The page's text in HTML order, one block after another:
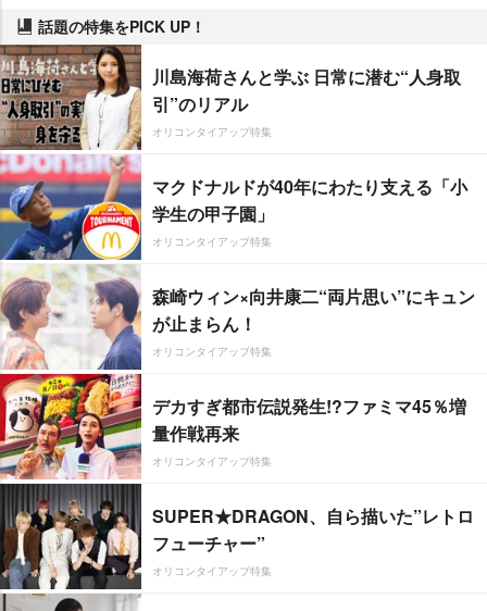
話題の特集をPICK UP！
川島海荷さんと学ぶ 日常に潜む“人身取
引”のリアル
オリコンタイアップ特集
マクドナルドが40年にわたり支える「小
学生の甲子園」
オリコンタイアップ特集
森崎ウィン×向井康二“両片思い”にキュン
が止まらん！
オリコンタイアップ特集
デカすぎ都市伝説発生!?ファミマ45％増
量作戦再来
オリコンタイアップ特集
SUPER★DRAGON、自ら描いた”レトロ
フューチャー”
オリコンタイアップ特集